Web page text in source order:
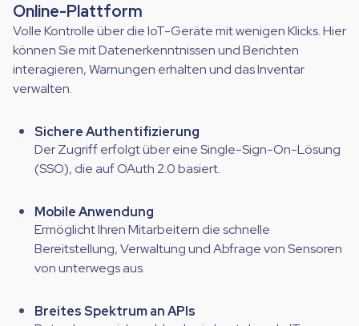
Online-Plattform
Volle Kontrolle über die IoT-Geräte mit wenigen Klicks. Hier
können Sie mit Datenerkenntnissen und Berichten
interagieren, Warnungen erhalten und das Inventar
verwalten.
Sichere Authentifizierung
Der Zugriff erfolgt über eine Single-Sign-On-Lösung
(SSO), die auf OAuth 2.0 basiert.
Mobile Anwendung
Ermöglicht Ihren Mitarbeitern die schnelle
Bereitstellung, Verwaltung und Abfrage von Sensoren
von unterwegs aus.
Breites Spektrum an APIs